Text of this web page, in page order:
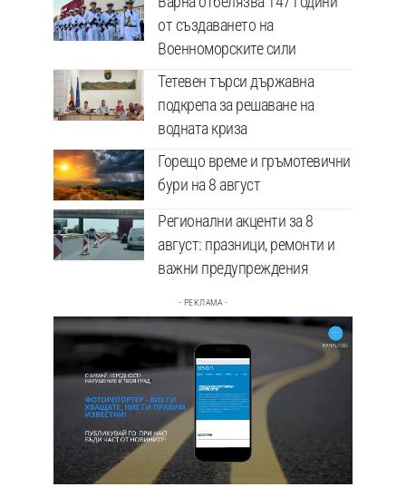
от създаването на
Военноморските сили
Тетевен търси държавна
подкрепа за решаване на
водната криза
Горещо време и гръмотевични
бури на 8 август
Регионални акценти за 8
август: празници, ремонти и
важни предупреждения
- РЕКЛАМА -